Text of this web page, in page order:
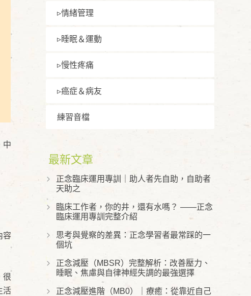
中
容
很
活
▹情緒管理
▹睡眠＆運動
▹慢性疼痛
▹癌症＆病友
練習⾳檔
最新文章
正念臨床運用專訓｜助人者先自助，自助者
天助之
臨床工作者，你的井，還有水嗎？ ——正念
臨床運用專訓完整介紹
思考與覺察的差異：正念學習者最常踩的一
個坑
正念減壓（MBSR）完整解析：改善壓力、
睡眠、焦慮與自律神經失調的最強選擇
正念減壓進階（MB0）｜療癒：從靠近自己